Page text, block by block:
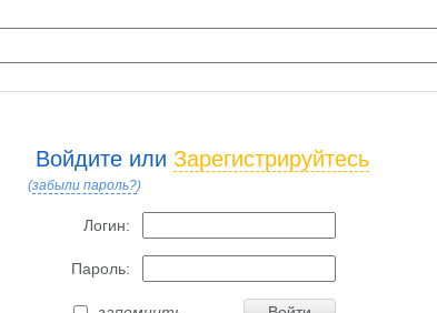
Войдите или Зарегистрируйтесь
(забыли пароль?)
Логин:
Пароль: